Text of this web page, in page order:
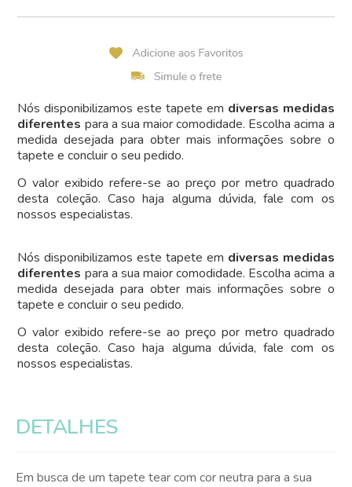
Nós disponibilizamos este tapete em diversas medidas
diferentes para a sua maior comodidade. Escolha acima a
medida desejada para obter mais informações sobre o
tapete e concluir o seu pedido.
O valor exibido refere-se ao preço por metro quadrado
desta coleção. Caso haja alguma dúvida, fale com os
nossos especialistas.
Nós disponibilizamos este tapete em diversas medidas
diferentes para a sua maior comodidade. Escolha acima a
medida desejada para obter mais informações sobre o
tapete e concluir o seu pedido.
O valor exibido refere-se ao preço por metro quadrado
desta coleção. Caso haja alguma dúvida, fale com os
nossos especialistas.
DETALHES
Em busca de um tapete tear com cor neutra para a sua